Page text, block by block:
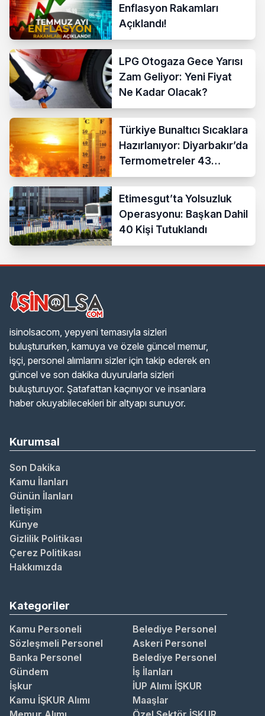
Enflasyon Rakamları
Açıklandı!
LPG Otogaza Gece Yarısı
Zam Geliyor: Yeni Fiyat
Ne Kadar Olacak?
Türkiye Bunaltıcı Sıcaklara
Hazırlanıyor: Diyarbakır’da
Termometreler 43
Dereceyi Gösterecek
Etimesgut’ta Yolsuzluk
Operasyonu: Başkan Dahil
40 Kişi Tutuklandı
isinolsacom, yepyeni temasıyla sizleri
buluştururken, kamuya ve özele güncel memur,
işçi, personel alımlarını sizler için takip ederek en
güncel ve son dakika duyurularla sizleri
buluşturuyor. Şatafattan kaçınıyor ve insanlara
haber okuyabilecekleri bir altyapı sunuyor.
Kurumsal
Son Dakika
Kamu İlanları
Günün İlanları
İletişim
Künye
Gizlilik Politikası
Çerez Politikası
Hakkımızda
Kategoriler
Kamu Personeli
Belediye Personel
Sözleşmeli Personel
Askeri Personel
Banka Personel
Belediye Personel
Gündem
İş İlanları
İşkur
İUP Alımı İŞKUR
Kamu İŞKUR Alımı
Maaşlar